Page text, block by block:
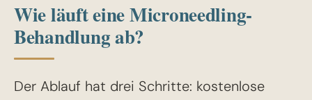
Wie läuft eine Microneedling-
Behandlung ab?
Der Ablauf hat drei Schritte: kostenlose